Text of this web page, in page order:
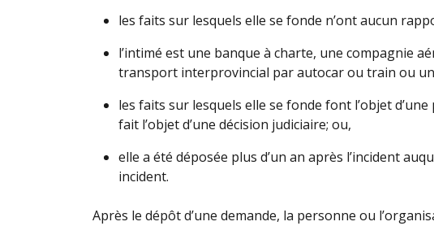
les faits sur lesquels elle se fonde n’ont aucun
l’intimé est une banque à charte, une compagnie
transport interprovincial par autocar ou train ou
les faits sur lesquels elle se fonde font l’objet
fait l’objet d’une décision judiciaire; ou,
elle a été déposée plus d’un an après l’incident
incident.
Après le dépôt d’une demande, la personne ou